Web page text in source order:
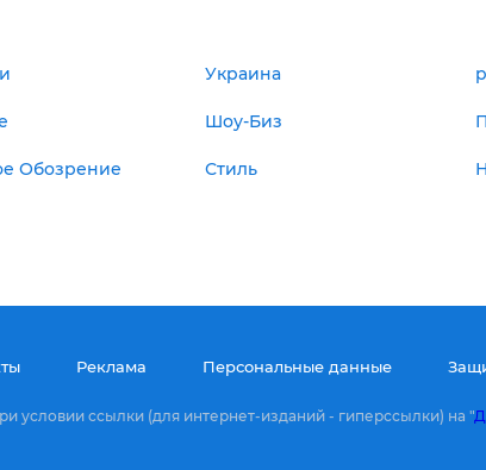
Украина
Шоу-Биз
Обозрение Стиль
Реклама Персональные данные
условии ссылки (для интернет-изданий - гиперссылки) на "